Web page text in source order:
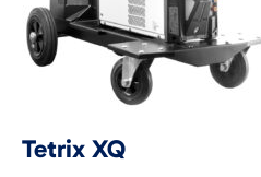
Tetrix XQ